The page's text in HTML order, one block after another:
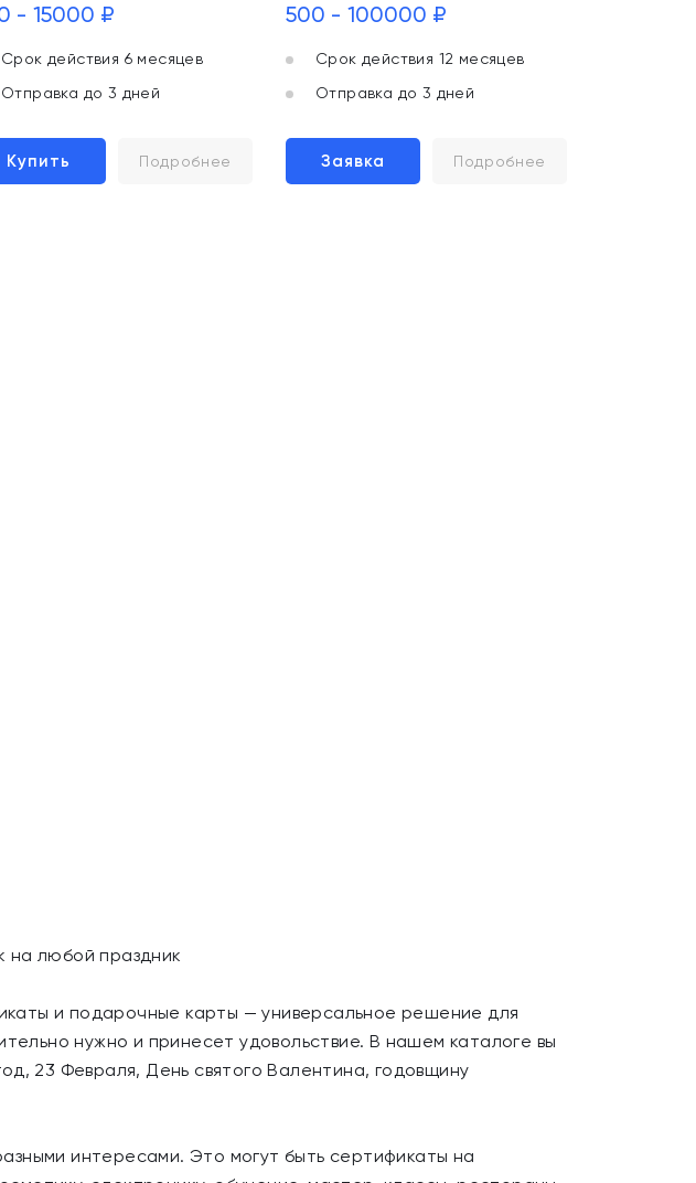
- 15000 ₽
Срок действия 6 месяцев
Отправка до 3 дней
Купить Подробнее
500 - 100000 ₽
Срок действия 12 месяцев
Отправка до 3 дней
Заявка Подробнее
на любой праздник
и подарочные карты — универсальное решение для
нужно и принесет удовольствие. В нашем каталоге вы
23 Февраля, День святого Валентина, годовщину
интересами. Это могут быть сертификаты на